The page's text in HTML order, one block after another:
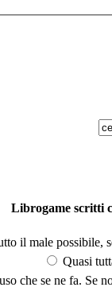
Librogame scritti
il male possibile,
Quasi
che se ne fa. Se